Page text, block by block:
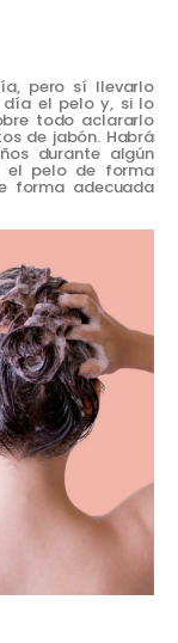
pero sí llevarlo
día el pelo y, si lo
todo aclararlo
de jabón. Habrá
durante algún
el pelo de forma
forma adecuada